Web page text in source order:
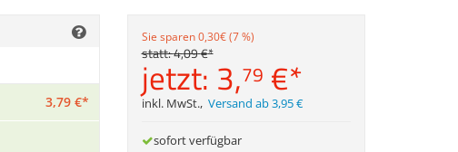
3,79 €*
Sie sparen 0,30€ (7 %)
statt:4,09€*
jetzt: 3,79 €*
inkl. MwSt., Versand ab 3,95 €
sofort verfügbar